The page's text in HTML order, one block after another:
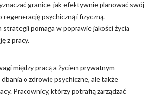
granice, jak efektywnie planować swój
regenerację psychiczną i fizyczną.
pomaga w poprawie jakości życia
z pracy.
między pracą a życiem prywatnym
o zdrowie psychiczne, ale także
Pracownicy, którzy potrafią zarządzać